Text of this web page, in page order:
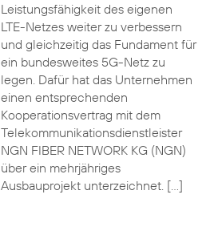
Leistungsfähigkeit des eigenen
LTE-Netzes weiter zu verbessern
und gleichzeitig das Fundament für
ein bundesweites 5G-Netz zu
legen. Dafür hat das Unternehmen
einen entsprechenden
Kooperationsvertrag mit dem
Telekommunikationsdienstleister
NGN FIBER NETWORK KG (NGN)
über ein mehrjähriges
Ausbauprojekt unterzeichnet. […]